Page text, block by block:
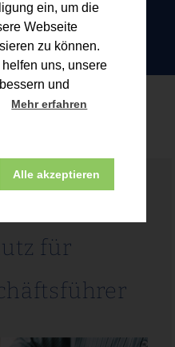
ein, um die
Webseite
zu können.
uns, unsere
und
Mehr erfahren
Alle akzeptieren
Gesellschafter
für